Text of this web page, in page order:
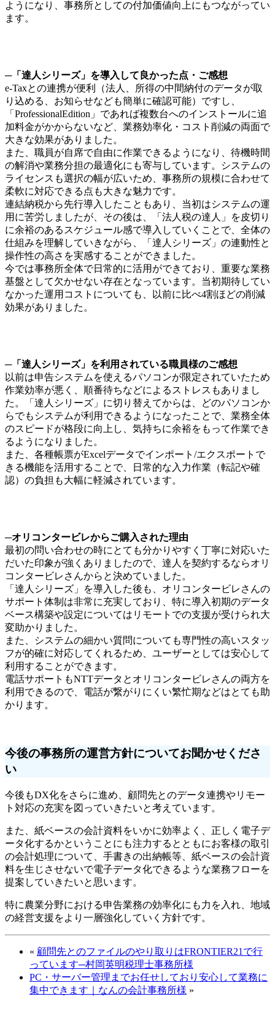
ようになり、事務所としての付加価値向上にもつながってい
ます。
─「達人シリーズ」を導入して良かった点・ご感想
e-Taxとの連携が便利（法人、所得の中間納付のデータが取
り込める、お知らせなども簡単に確認可能）ですし、
「ProfessionalEdition」であれば複数台へのインストールに追
加料金がかからないなど、業務効率化・コスト削減の両面で
大きな効果がありました。
また、職員が自席で自由に作業できるようになり、待機時間
の解消や業務分担の最適化にも寄与しています。システムの
ライセンスも選択の幅が広いため、事務所の規模に合わせて
柔軟に対応できる点も大きな魅力です。
連結納税から先行導入したこともあり、当初はシステムの運
用に苦労しましたが、その後は、「法人税の達人」を皮切り
に余裕のあるスケジュール感で導入していくことで、全体の
仕組みを理解していきながら、「達人シリーズ」の連動性と
操作性の高さを実感することができました。
今では事務所全体で日常的に活用ができており、重要な業務
基盤として欠かせない存在となっています。当初期待してい
なかった運用コストについても、以前に比べ4割ほどの削減
効果がありました。
─「達人シリーズ」を利用されている職員様のご感想
以前は申告システムを使えるパソコンが限定されていたため
作業効率が悪く、順番待ちなどによるストレスもありまし
た。「達人シリーズ」に切り替えてからは、どのパソコンか
らでもシステムが利用できるようになったことで、業務全体
のスピードが格段に向上し、気持ちに余裕をもって作業でき
るようになりました。
また、各種帳票がExcelデータでインポート/エクスポートで
きる機能を活用することで、日常的な入力作業（転記や確
認）の負担も大幅に軽減されています。
─オリコンタービレからご購入された理由
最初の問い合わせの時にとても分かりやすく丁寧に対応いた
だいた印象が強くありましたので、達人を契約するならオリ
コンタービレさんからと決めていました。
「達人シリーズ」を導入した後も、オリコンタービレさんの
サポート体制は非常に充実しており、特に導入初期のデータ
ベース構築や設定についてはリモートでの支援が受けられ大
変助かりました。
また、システムの細かい質問についても専門性の高いスタッ
フが的確に対応してくれるため、ユーザーとしては安心して
利用することができます。
電話サポートもNTTデータとオリコンタービレさんの両方を
利用できるので、電話が繋がりにくい繁忙期などはとても助
かります。
今後の事務所の運営方針についてお聞かせくださ
い
今後もDX化をさらに進め、顧問先とのデータ連携やリモー
ト対応の充実を図っていきたいと考えています。
また、紙ベースの会計資料をいかに効率よく、正しく電子デ
ータ化するかということにも注力するとともにお客様の取引
の会計処理について、手書きの出納帳等、紙ベースの会計資
料を生じさせないで電子データ化できるような業務フローを
提案していきたいと思います。
特に農業分野における申告業務の効率化にも力を入れ、地域
の経営支援をより一層強化していく方針です。
« 顧問先とのファイルのやり取りはFRONTIER21で行
っています─村岡英明税理士事務所様
PC・サーバー管理までお任せしており安心して業務に
集中できます｜なんの会計事務所様 »